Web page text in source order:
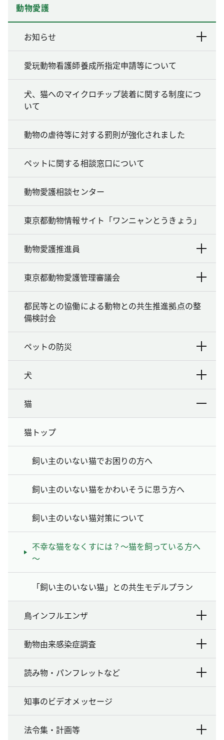
動物愛護
お知らせ
愛玩動物看護師養成所指定申請等について
犬、猫へのマイクロチップ装着に関する制度につ
いて
動物の虐待等に対する罰則が強化されました
ペットに関する相談窓口について
動物愛護相談センター
東京都動物情報サイト「ワンニャンとうきょう」
動物愛護推進員
東京都動物愛護管理審議会
都民等との協働による動物との共生推進拠点の整
備検討会
ペットの防災
犬
猫
猫トップ
飼い主のいない猫でお困りの方へ
飼い主のいない猫をかわいそうに思う方へ
飼い主のいない猫対策について
不幸な猫をなくすには？～猫を飼っている方へ
～
「飼い主のいない猫」との共生モデルプラン
鳥インフルエンザ
動物由来感染症調査
読み物・パンフレットなど
知事のビデオメッセージ
法令集・計画等